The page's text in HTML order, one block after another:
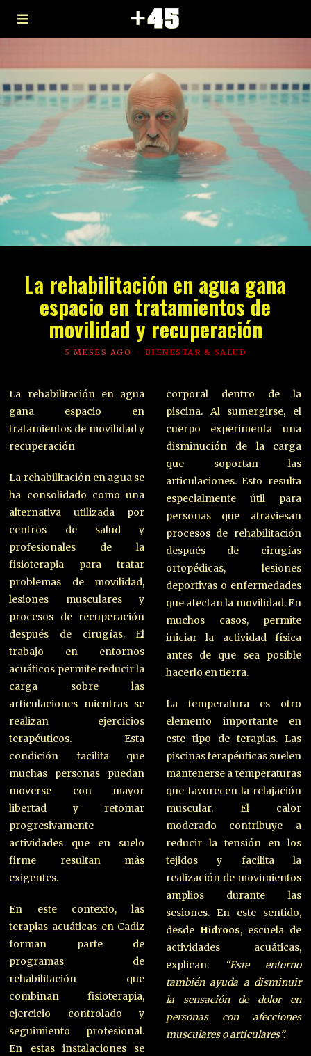
La rehabilitación en agua gana
espacio en tratamientos de
movilidad y recuperación
5 MESES AGO BIENESTAR & SALUD
La rehabilitación en agua
gana espacio en
tratamientos de movilidad y
recuperación
La rehabilitación en agua se
ha consolidado como una
alternativa utilizada por
centros de salud y
profesionales de la
fisioterapia para tratar
problemas de movilidad,
lesiones musculares y
procesos de recuperación
después de cirugías. El
trabajo en entornos
acuáticos permite reducir la
carga sobre las
articulaciones mientras se
realizan ejercicios
terapéuticos. Esta
condición facilita que
muchas personas puedan
moverse con mayor
libertad y retomar
progresivamente
actividades que en suelo
firme resultan más
exigentes.
En este contexto, las
terapias acuáticas en Cadiz
forman parte de
programas de
rehabilitación que
combinan fisioterapia,
ejercicio controlado y
seguimiento profesional.
En estas instalaciones se
corporal dentro de la
piscina. Al sumergirse, el
cuerpo experimenta una
disminución de la carga
que soportan las
articulaciones. Esto resulta
especialmente útil para
personas que atraviesan
procesos de rehabilitación
después de cirugías
ortopédicas, lesiones
deportivas o enfermedades
que afectan la movilidad. En
muchos casos, permite
iniciar la actividad física
antes de que sea posible
hacerlo en tierra.
La temperatura es otro
elemento importante en
este tipo de terapias. Las
piscinas terapéuticas suelen
mantenerse a temperaturas
que favorecen la relajación
muscular. El calor
moderado contribuye a
reducir la tensión en los
tejidos y facilita la
realización de movimientos
amplios durante las
sesiones. En este sentido,
desde Hidroos, escuela de
actividades acuáticas,
explican:
“Este entorno
también ayuda a disminuir
la sensación de dolor en
personas con afecciones
musculares o articulares”.